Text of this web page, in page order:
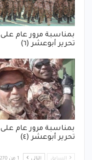
بمناسبة مرور عام على
تحرير أبوعشر (٦)
بمناسبة مرور عام على
تحرير أبوعشر (٤)
السابق التالي 1 من 270